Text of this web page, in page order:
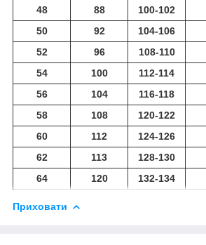
48 88 100-102
50
92 104-106
52
96 108-110
54
100 112-114
56
104 116-118
58
108 120-122
60
112 124-126
62
113 128-130
64
120 132-134
Приховати